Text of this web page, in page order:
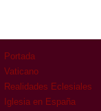
Portada
Vaticano
Realidades Eclesiales
Iglesia en España